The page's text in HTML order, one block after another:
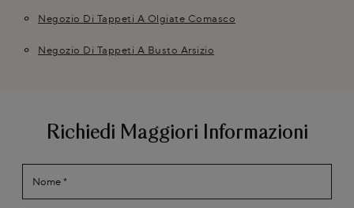
Negozio Di Tappeti A Olgiate Comasco
Negozio Di Tappeti A Busto Arsizio
Richiedi Maggiori Informazioni